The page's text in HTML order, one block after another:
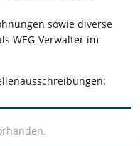
sowie diverse
WEG-Verwalter im